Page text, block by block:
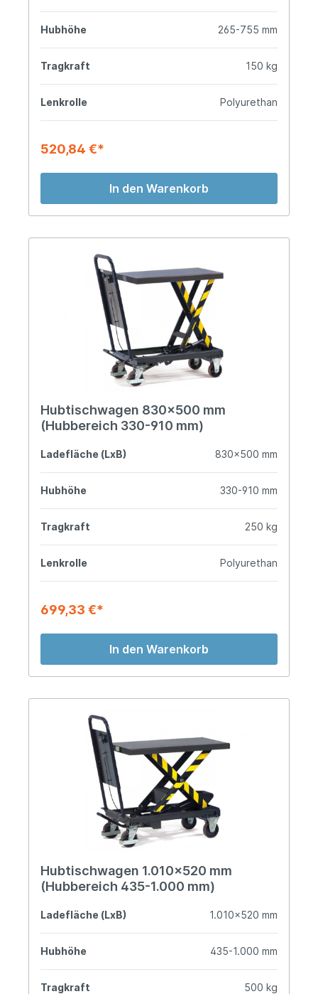
Hubhöhe 265-755 mm
Tragkraft 150 kg
Lenkrolle Polyurethan
520,84 €*
In den Warenkorb
Hubtischwagen 830x500 mm
(Hubbereich 330-910 mm)
Ladefläche (LxB) 830x500 mm
Hubhöhe 330-910 mm
Tragkraft 250 kg
Lenkrolle Polyurethan
699,33 €*
In den Warenkorb
Hubtischwagen 1.010x520 mm
(Hubbereich 435-1.000 mm)
Ladefläche (LxB) 1.010x520 mm
Hubhöhe 435-1.000 mm
Tragkraft 500 kg